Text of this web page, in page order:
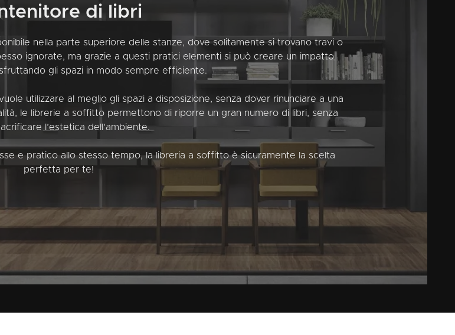
di libri
nella parte superiore delle stanze, dove solitamente si trovano travi o
ignorate, ma grazie a questi pratici elementi si può creare un impatto
gli spazi in modo sempre efficiente.
utilizzare al meglio gli spazi a disposizione, senza dover rinunciare a una
le librerie a soffitto permettono di riporre un gran numero di libri, senza
l’estetica dell'ambiente.
e pratico allo stesso tempo, la libreria a soffitto è sicuramente la scelta
perfetta per te!